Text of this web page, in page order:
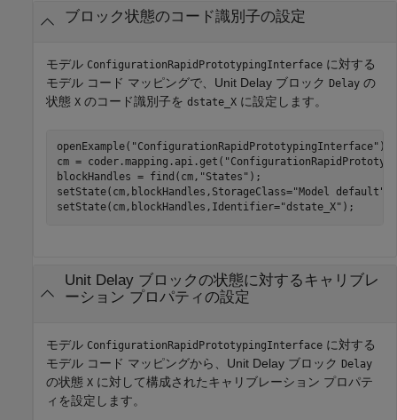
ブロック状態のコード識別子の設定
モデル ConfigurationRapidPrototypingInterface に対する
モデル コード マッピングで、 Unit Delay ブロック Delay の
状態 X のコード識別子を dstate_X に設定します。
openExample( "ConfigurationRapidPrototypingInterface" );
cm = coder.mapping.api.get(
blockHandles = find(cm, "States" );
setState(cm,blockHandles,StorageClass="Model default"
setState(cm,blockHandles,Identifier="dstate_X"
Unit Delayブロックの状態に対するキャリブレ
ーション プロパティの設定
モデル ConfigurationRapidPrototypingInterface に対する
モデル コード マッピングから、 Unit Delay ブロック Delay
の状態 X に対して構成されたキャリブレーション プロパテ
ィを設定します。